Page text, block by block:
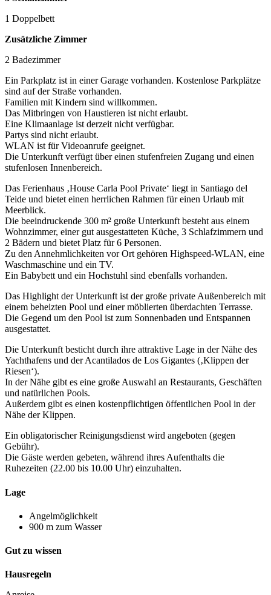
1 Doppelbett
Zusätzliche Zimmer
2 Badezimmer
Ein Parkplatz ist in einer Garage vorhanden. Kostenlose Parkplätze
sind auf der Straße vorhanden.
Familien mit Kindern sind willkommen.
Das Mitbringen von Haustieren ist nicht erlaubt.
Eine Klimaanlage ist derzeit nicht verfügbar.
Partys sind nicht erlaubt.
WLAN ist für Videoanrufe geeignet.
Die Unterkunft verfügt über einen stufenfreien Zugang und einen
stufenlosen Innenbereich.
Das Ferienhaus ‚House Carla Pool Private‘ liegt in Santiago del
Teide und bietet einen herrlichen Rahmen für einen Urlaub mit
Meerblick.
Die beeindruckende 300 m² große Unterkunft besteht aus einem
Wohnzimmer, einer gut ausgestatteten Küche, 3 Schlafzimmern und
2 Bädern und bietet Platz für 6 Personen.
Zu den Annehmlichkeiten vor Ort gehören Highspeed-WLAN, eine
Waschmaschine und ein TV.
Ein Babybett und ein Hochstuhl sind ebenfalls vorhanden.
Das Highlight der Unterkunft ist der große private Außenbereich mit
einem beheizten Pool und einer möblierten überdachten Terrasse.
Die Gegend um den Pool ist zum Sonnenbaden und Entspannen
ausgestattet.
Die Unterkunft besticht durch ihre attraktive Lage in der Nähe des
Yachthafens und der Acantilados de Los Gigantes (‚Klippen der
Riesen‘).
In der Nähe gibt es eine große Auswahl an Restaurants, Geschäften
und natürlichen Pools.
Außerdem gibt es einen kostenpflichtigen öffentlichen Pool in der
Nähe der Klippen.
Ein obligatorischer Reinigungsdienst wird angeboten (gegen
Gebühr).
Die Gäste werden gebeten, während ihres Aufenthalts die
Ruhezeiten (22.00 bis 10.00 Uhr) einzuhalten.
Lage
Angelmöglichkeit
900 m zum Wasser
Gut zu wissen
Hausregeln